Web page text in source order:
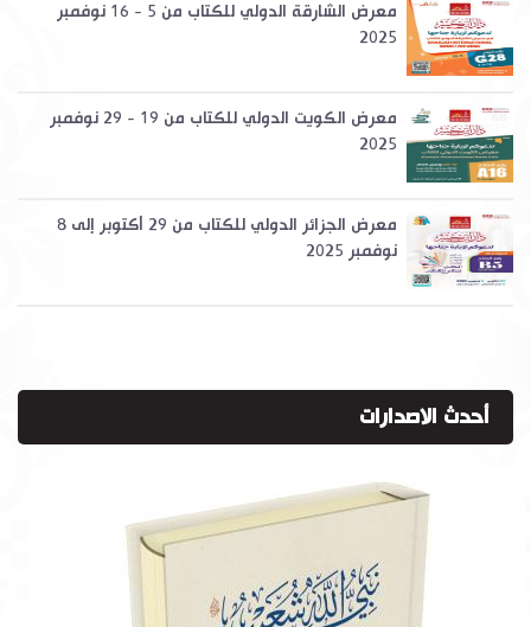
معرض الشارقة الدولي للكتاب من 5 - 16 نوفمبر
2025
معرض الكويت الدولي للكتاب من 19 - 29 نوفمبر
2025
معرض الجزائر الدولي للكتاب من 29 أكتوبر إلى 8
نوفمبر 2025
أحدث الاصدارات